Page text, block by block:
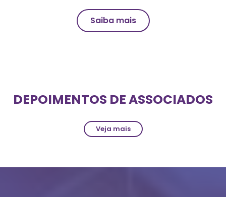
Saiba mais
DEPOIMENTOS DE ASSOCIADOS
Veja mais